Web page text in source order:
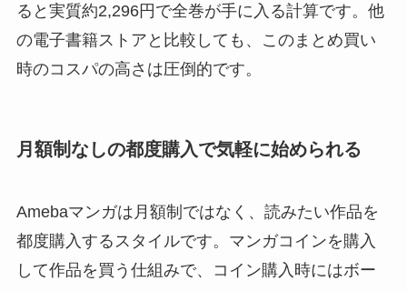
ると実質約2,296円で全巻が手に入る計算です。他
の電子書籍ストアと比較しても、このまとめ買い
時のコスパの高さは圧倒的です。
月額制なしの都度購入で気軽に始められる
Amebaマンガは月額制ではなく、読みたい作品を
都度購入するスタイルです。マンガコインを購入
して作品を買う仕組みで、コイン購入時にはボー